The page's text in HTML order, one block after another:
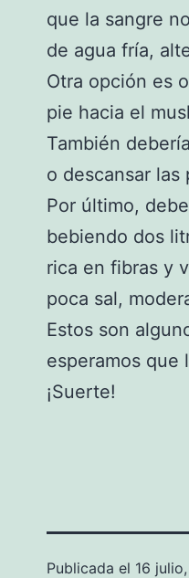
que la sangre
de agua fría,
Otra opción es
pie hacia el
También
o descansar las
Por último,
bebiendo dos
rica en fibras y
poca sal,
Estos son
esperamos que
¡Suerte!
Publicada el 16